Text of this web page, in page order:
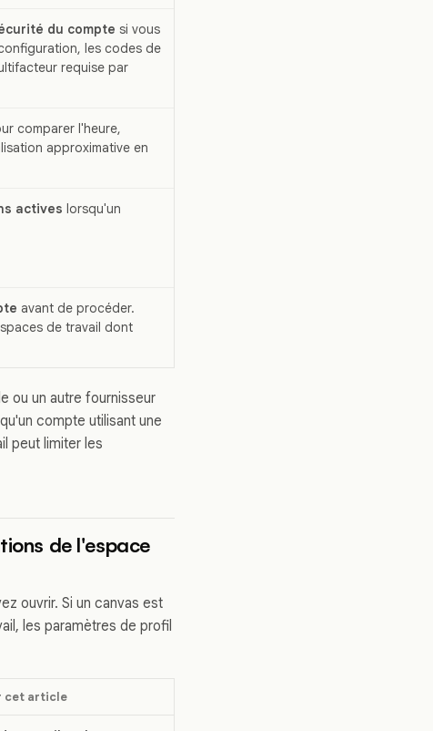
du compte si vous
les codes de
requise par
comparer l'heure,
approximative en
actives lorsqu'un
avant de procéder.
de travail dont
ou un autre fournisseur
compte utilisant une
peut limiter les
de l'espace
ouvrir. Si un canvas est
les paramètres de profil
cet article